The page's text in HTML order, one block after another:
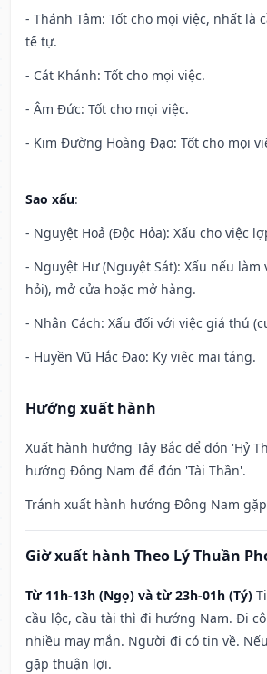
- Thánh Tâm: Tốt cho mọi việc, nhất là
tế tự.
- Cát Khánh: Tốt cho mọi việc.
- Âm Đức: Tốt cho mọi việc.
- Kim Đường Hoàng Đạo: Tốt cho mọi
Sao xấu:
- Nguyệt Hoả (Độc Hỏa): Xấu cho việc
- Nguyệt Hư (Nguyệt Sát): Xấu nếu
hỏi), mở cửa hoặc mở hàng.
- Nhân Cách: Xấu đối với việc giá thú
- Huyền Vũ Hắc Đạo: Kỵ việc mai táng.
Hướng xuất hành
Xuất hành hướng Tây Bắc để đón 'Hỷ
hướng Đông Nam để đón 'Tài Thần'.
Tránh xuất hành hướng Đông Nam gặp
Giờ xuất hành Theo Lý Thuần
Từ 11h-13h (Ngọ) và từ 23h-01h (Tý)
cầu lộc, cầu tài thì đi hướng Nam. Đi
nhiều may mắn. Người đi có tin về.
gặp thuận lợi.